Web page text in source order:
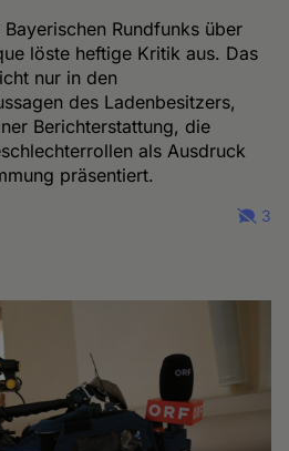
Rundfunks über
löste heftige Kritik aus. Das
nur in den
des Ladenbesitzers,
Berichterstattung, die
als Ausdruck
präsentiert.
3